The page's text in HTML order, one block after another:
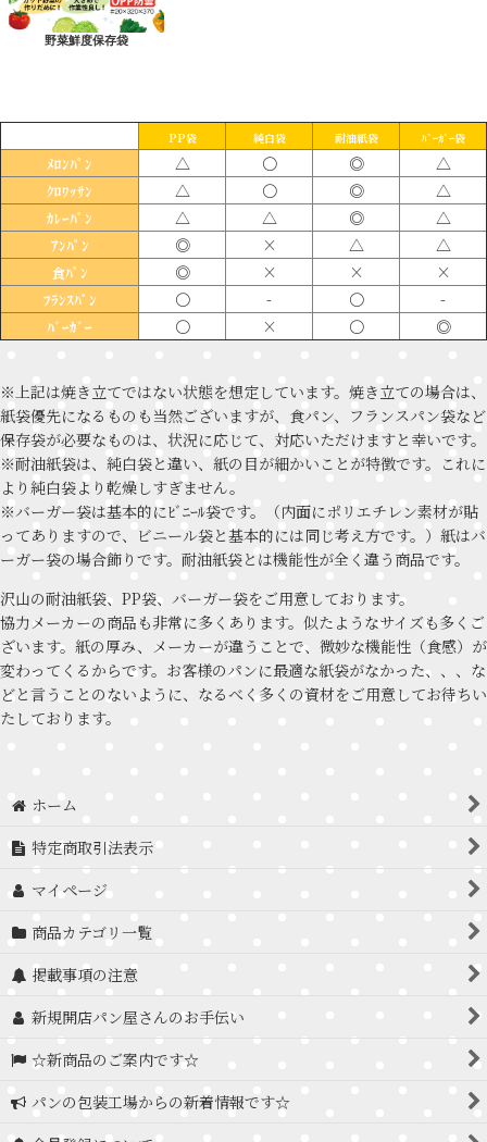
野菜鮮度保存袋
PP袋 純白袋 耐油紙袋 ﾊﾞｰｶﾞｰ袋
ﾒﾛﾝﾊﾟﾝ △ 〇 ◎ △
ｸﾛﾜｯｻﾝ △ 〇 ◎ △
ｶﾚｰﾊﾟﾝ △ △ ◎ △
ｱﾝﾊﾟﾝ ◎ × △ △
食ﾊﾟﾝ ◎ × × ×
ﾌﾗﾝｽﾊﾟﾝ 〇 - 〇 -
ﾊﾞｰｶﾞｰ 〇 × 〇 ◎
※上記は焼き立てではない状態を想定しています。焼き立ての場合は、
紙袋優先になるものも当然ございますが、食パン、フランスパン袋など
保存袋が必要なものは、状況に応じて、対応いただけますと幸いです。
※耐油紙袋は、純白袋と違い、紙の目が細かいことが特徴です。これに
より純白袋より乾燥しすぎません。
※バーガー袋は基本的にﾋﾞﾆｰﾙ袋です。（内面にポリエチレン素材が貼
ってありますので、ビニール袋と基本的には同じ考え方です。）紙はバ
ーガー袋の場合飾りです。耐油紙袋とは機能性が全く違う商品です。
沢山の耐油紙袋、PP袋、バーガー袋をご用意しております。
協力メーカーの商品も非常に多くあります。似たようなサイズも多くご
ざいます。紙の厚み、メーカーが違うことで、微妙な機能性（食感）が
変わってくるからです。お客様のパンに最適な紙袋がなかった、、、な
どと言うことのないように、なるべく多くの資材をご用意してお待ちい
たしております。
ホーム
特定商取引法表示
マイページ
商品カテゴリ一覧
掲載事項の注意
新規開店パン屋さんのお手伝い
☆新商品のご案内です☆
パンの包装工場からの新着情報です☆